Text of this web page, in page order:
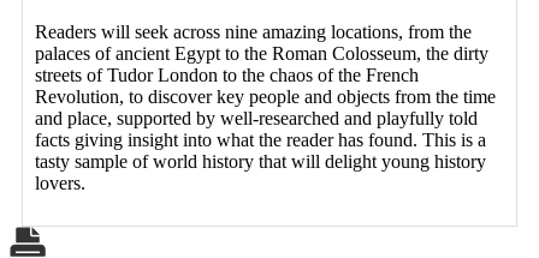
Readers will seek across nine amazing locations, from the
palaces of ancient Egypt to the Roman Colosseum, the dirty
streets of Tudor London to the chaos of the French
Revolution, to discover key people and objects from the time
and place, supported by well-researched and playfully told
facts giving insight into what the reader has found. This is a
tasty sample of world history that will delight young history
lovers.